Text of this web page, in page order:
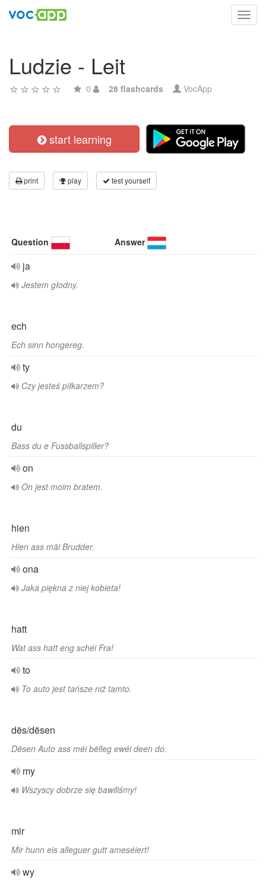
Ludzie - Leit
0 28 flashcards VocApp
start learning
print play test yourself
Question Answer
ja
Jestem głodny.
ech
Ech sinn hongereg.
ty
Czy jesteś piłkarzem?
du
Bass du e Fussballspiller?
on
On jest moim bratem.
hien
Hien ass mäi Brudder.
ona
Jaka piękna z niej kobieta!
hatt
Wat ass hatt eng schéi Fra!
to
To auto jest tańsze niż tamto.
dës/dësen
Dësen Auto ass méi bëlleg ewéi deen do.
my
Wszyscy dobrze się bawiliśmy!
mir
Mir hunn eis alleguer gutt ameséiert!
wy